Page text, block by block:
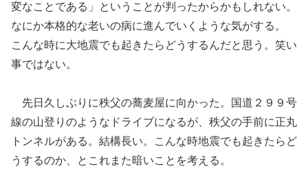
変なことである」ということが判ったからかもしれない。
なにか本格的な老いの病に進んでいくような気がする。
こんな時に大地震でも起きたらどうするんだと思う。笑い
事ではない。
先日久しぶりに秩父の蕎麦屋に向かった。国道２９９号
線の山登りのようなドライブになるが、秩父の手前に正丸
トンネルがある。結構長い。こんな時地震でも起きたらど
うするのか、とこれまた暗いことを考える。